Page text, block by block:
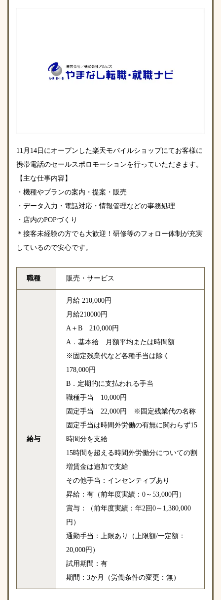
11月14日にオープンした楽天モバイルショップにてお客様に
携帯電話のセールスポロモーションを行っていただきます。
【主な仕事内容】
・機種やプランの案内・提案・販売
・データ入力・電話対応・情報管理などの事務処理
・店内のPOPづくり
＊接客未経験の方でも大歓迎！研修等のフォロー体制が充実
しているので安心です。
職種 販売・サービス
給与
月給 210,000円
月給210000円
A＋B 210,000円
A．基本給 月額平均または時間額
※固定残業代など各種手当は除く
178,000円
B．定期的に支払われる手当
職種手当 10,000円
固定手当 22,000円 ※固定残業代の名称
固定手当は時間外労働の有無に関わらず15
時間分を支給
15時間を超える時間外労働分についての割
増賃金は追加で支給
その他手当：インセンティブあり
昇給：有（前年度実績：0～53,000円）
賞与：（前年度実績：年2回0～1,380,000
円）
通勤手当：上限あり（上限額/一定額：
20,000円）
試用期間：有
期間：3か月（労働条件の変更：無）